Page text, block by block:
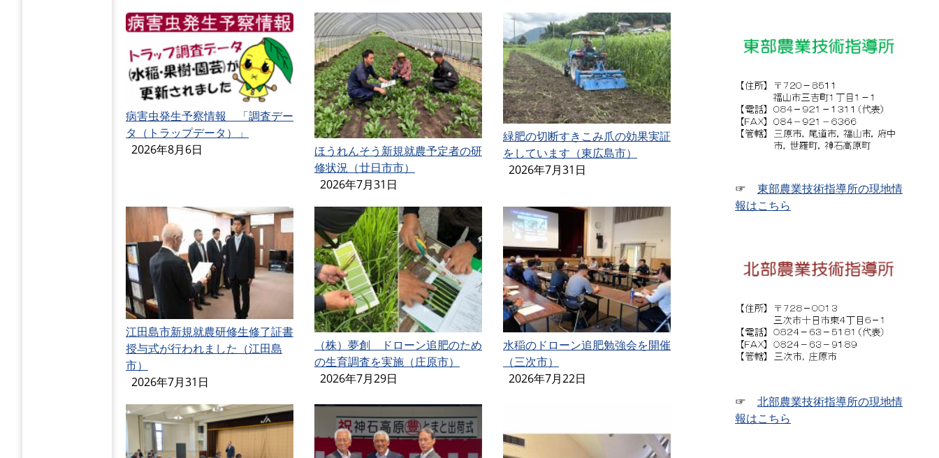
病害虫発生予察情報 「調査デー
タ（トラップデータ）」
2026年8月6日
ほうれんそう新規就農予定者の研
修状況（廿日市市）
2026年7月31日
緑肥の切断すきこみ爪の効果実証
をしています（東広島市）
2026年7月31日
江田島市新規就農研修生修了証書
授与式が行われました（江田島
市）
2026年7月31日
（株）夢創 ドローン追肥のため
の生育調査を実施（庄原市）
2026年7月29日
水稲のドローン追肥勉強会を開催
（三次市）
2026年7月22日
☞ 東部農業技術指導所の現地情
報はこちら
☞ 北部農業技術指導所の現地情
報はこちら